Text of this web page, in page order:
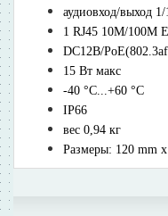
аудиовход/выход
1 RJ45 10M/100M
DC12В/
15 Вт макс
-40 °C...+60 °C
IP66
вес 0,94 кг
Размеры: 120 mm